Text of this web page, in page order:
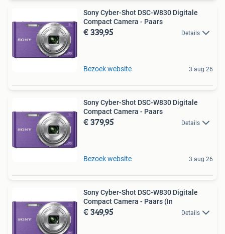
Sony Cyber-Shot DSC-W830 Digitale
Compact Camera - Paars
€ 339,95 Details
Bezoek website 3 aug 26
Sony Cyber-Shot DSC-W830 Digitale
Compact Camera - Paars
€ 379,95 Details
Bezoek website 3 aug 26
Sony Cyber-Shot DSC-W830 Digitale
Compact Camera - Paars (In
€ 349,95 Details